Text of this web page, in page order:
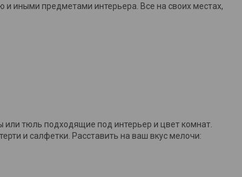
иными предметами интерьера. Все на своих местах,
тюль подходящие под интерьер и цвет комнат.
и салфетки. Расставить на ваш вкус мелочи: